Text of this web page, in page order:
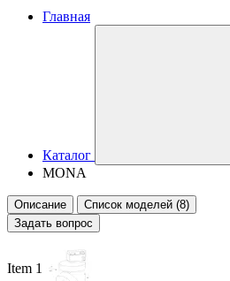
Главная
Каталог
MONA
Описание
Список моделей (8)
Задать вопрос
Item 1 of 6